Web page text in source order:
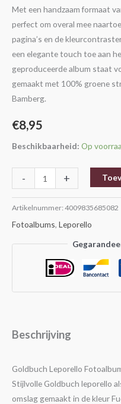
Met een handzaam formaat
perfect om overal mee
pagina’s en de
een elegante touch toe aan
geproduceerde album staat
gemaakt met 100% groene
Bamberg.
€8,95
Beschikbaarheid: Op
- +
Artikelnummer: 4009835685082
Fotoalbums, Leporello
Beschrijving
Goldbuch Leporello
Stijlvolle Goldbuch leporello
omslag gemaakt in de kleur